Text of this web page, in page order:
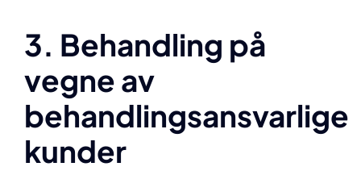
3. Behandling på
vegne av
behandlingsansvarlige
kunder